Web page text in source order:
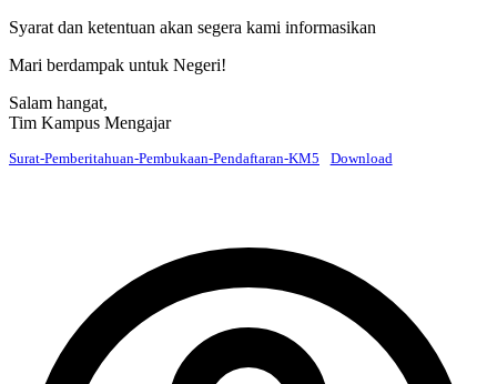
Syarat dan ketentuan akan segera kami informasikan
Mari berdampak untuk Negeri!
Salam hangat,
Tim Kampus Mengajar
Surat-Pemberitahuan-Pembukaan-Pendaftaran-KM5 Download